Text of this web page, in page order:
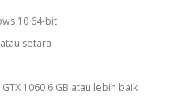
10 64-bit
setara
1060 6 GB atau lebih baik